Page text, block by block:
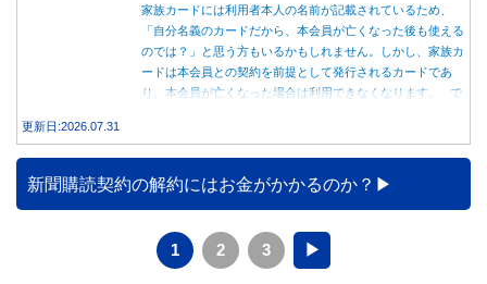
家族カードには利用者本人の名前が記載されているため、
「自分名義のカードだから、本会員が亡くなった後も使える
のでは？」と思う方もいるかもしれません。しかし、家族カ
ードは本会員との契約を前提として発行されるカードであ
り、本会員が亡くなった場合は利用できなくなります。 で
族が行うべき手続きについて分かりやすく解説します。
更新日:2026.07.31
新聞購読契約の解約にはお金がかかるのか？
1 2 3 ▶